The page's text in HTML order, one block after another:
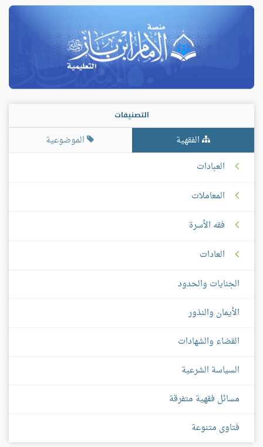
التصنيفات
الفقهية
الموضوعية
العبادات
المعاملات
فقه الأسرة
العادات
الجنايات والحدود
الأيمان والنذور
القضاء والشهادات
السياسة الشرعية
مسائل فقهية متفرقة
فتاوى متنوعة